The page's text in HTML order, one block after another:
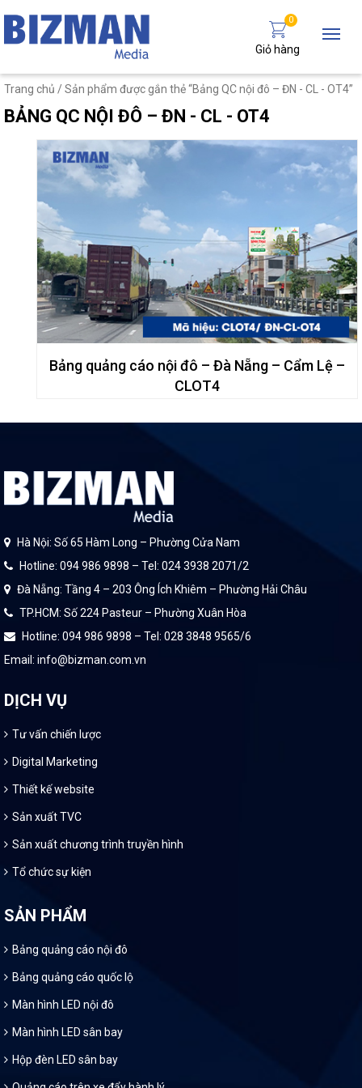
0
Giỏ hàng
Trang chủ / Sản phẩm được gắn thẻ “Bảng QC nội đô – ĐN - CL - OT4”
BẢNG QC NỘI ĐÔ – ĐN - CL - OT4
Bảng quảng cáo nội đô – Đà Nẵng – Cẩm Lệ –
CLOT4
Hà Nội: Số 65 Hàm Long – Phường Cửa Nam
Hotline: 094 986 9898 – Tel: 024 3938 2071/2
Đà Nẵng: Tầng 4 – 203 Ông Ích Khiêm – Phường Hải Châu
TP.HCM: Số 224 Pasteur – Phường Xuân Hòa
Hotline: 094 986 9898 – Tel: 028 3848 9565/6
Email: info@bizman.com.vn
DỊCH VỤ
Tư vấn chiến lược
Digital Marketing
Thiết kế website
Sản xuất TVC
Sản xuất chương trình truyền hình
Tổ chức sự kiện
SẢN PHẨM
Bảng quảng cáo nội đô
Bảng quảng cáo quốc lộ
Màn hình LED nội đô
Màn hình LED sân bay
Hộp đèn LED sân bay